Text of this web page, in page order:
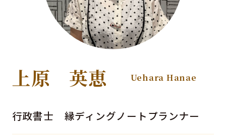
上原 英恵 Uehara Hanae
行政書士 縁ディングノートプランナー